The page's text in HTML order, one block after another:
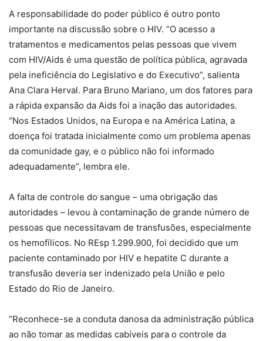
A responsabilidade do poder público é outro ponto
importante na discussão sobre o HIV. “O acesso a
tratamentos e medicamentos pelas pessoas que vivem
com HIV/Aids é uma questão de política pública, agravada
pela ineficiência do Legislativo e do Executivo”, salienta
Ana Clara Herval. Para Bruno Mariano, um dos fatores para
a rápida expansão da Aids foi a inação das autoridades.
“Nos Estados Unidos, na Europa e na América Latina, a
doença foi tratada inicialmente como um problema apenas
da comunidade gay, e o público não foi informado
adequadamente”, lembra ele.
A falta de controle do sangue – uma obrigação das
autoridades – levou à contaminação de grande número de
pessoas que necessitavam de transfusões, especialmente
os hemofílicos. No REsp 1.299.900, foi decidido que um
paciente contaminado por HIV e hepatite C durante a
transfusão deveria ser indenizado pela União e pelo
Estado do Rio de Janeiro.
“Reconhece-se a conduta danosa da administração pública
ao não tomar as medidas cabíveis para o controle da